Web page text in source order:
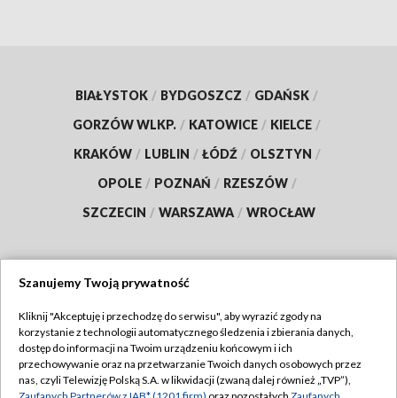
BIAŁYSTOK / BYDGOSZCZ / GDAŃSK /
GORZÓW WLKP. / KATOWICE / KIELCE /
KRAKÓW / LUBLIN / ŁÓDŹ / OLSZTYN /
OPOLE / POZNAŃ / RZESZÓW /
SZCZECIN / WARSZAWA / WROCŁAW
TVP
Abonament TVP
Emisja w TVP
Regulamin TVP
Szanujemy Twoją prywatność
Kliknij "Akceptuję i przechodzę do serwisu", aby wyrazić zgody na
korzystanie z technologii automatycznego śledzenia i zbierania danych,
dostęp do informacji na Twoim urządzeniu końcowym i ich
przechowywanie oraz na przetwarzanie Twoich danych osobowych przez
nas, czyli Telewizję Polską S.A. w likwidacji (zwaną dalej również „TVP”),